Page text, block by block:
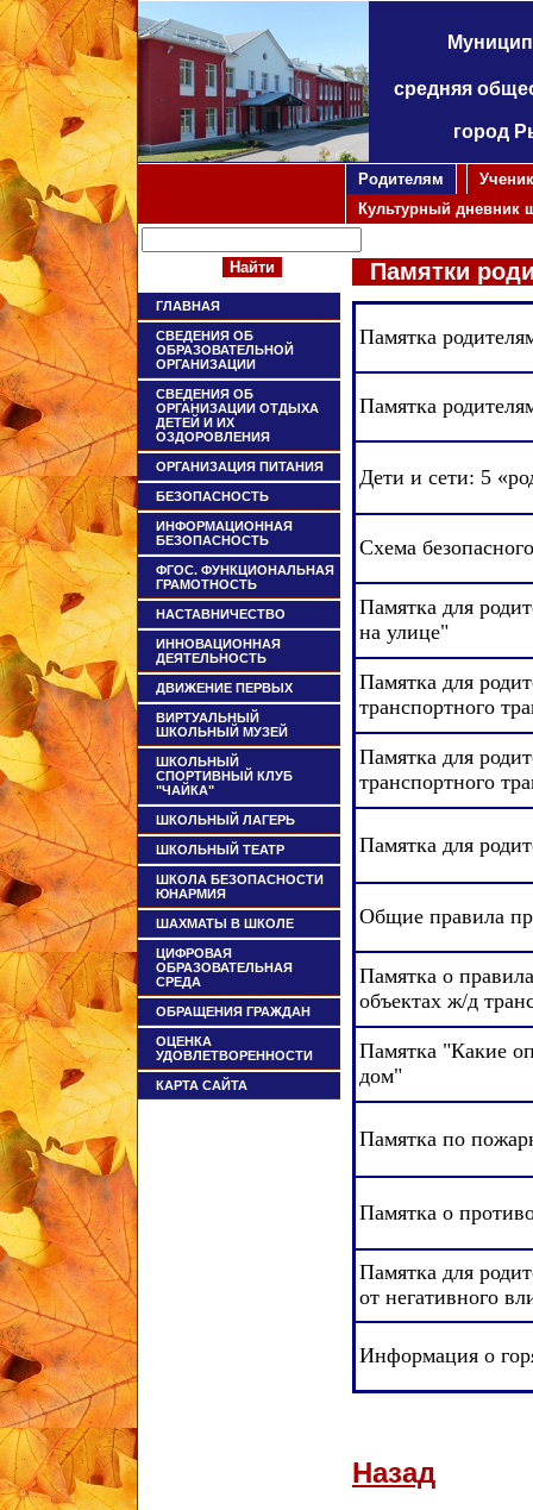
средняя
город
Родителям
Культурный дневник
ГЛАВНАЯ
СВЕДЕНИЯ ОБ
ОБРАЗОВАТЕЛЬНОЙ
ОРГАНИЗАЦИИ
СВЕДЕНИЯ ОБ
ОРГАНИЗАЦИИ ОТДЫХА
ДЕТЕЙ И ИХ
ОЗДОРОВЛЕНИЯ
ОРГАНИЗАЦИЯ ПИТАНИЯ
БЕЗОПАСНОСТЬ
ИНФОРМАЦИОННАЯ
БЕЗОПАСНОСТЬ
ФГОС. ФУНКЦИОНАЛЬНАЯ
ГРАМОТНОСТЬ
НАСТАВНИЧЕСТВО
ИННОВАЦИОННАЯ
ДЕЯТЕЛЬНОСТЬ
ДВИЖЕНИЕ ПЕРВЫХ
ВИРТУАЛЬНЫЙ
ШКОЛЬНЫЙ МУЗЕЙ
ШКОЛЬНЫЙ
СПОРТИВНЫЙ КЛУБ
"ЧАЙКА"
ШКОЛЬНЫЙ ЛАГЕРЬ
ШКОЛЬНЫЙ ТЕАТР
ШКОЛА БЕЗОПАСНОСТИ
ЮНАРМИЯ
ШАХМАТЫ В ШКОЛЕ
ЦИФРОВАЯ
ОБРАЗОВАТЕЛЬНАЯ
СРЕДА
ОБРАЩЕНИЯ ГРАЖДАН
ОЦЕНКА
УДОВЛЕТВОРЕННОСТИ
КАРТА САЙТА
Памятки
Памятка
Памятка
Дети и сети: 5
Схема
Памятка для
на улице"
Памятка для
транспортного
Памятка для
транспортного
Памятка для
Общие правила
Памятка о
объектах ж/д
Памятка "Какие
дом"
Памятка по
Памятка о
Памятка для
от негативного
Информация о
Назад